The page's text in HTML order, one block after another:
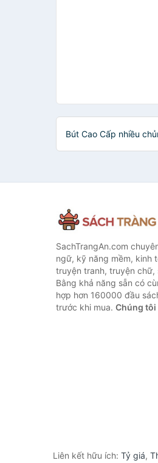
Bút Cao Cấp nhiều
SachTrangAn.com
ngữ, kỹ năng mềm, kinh
truyện tranh, truyện chữ,
Bằng khả năng sẵn có
hợp hơn 160000 đầu
trước khi mua. Chúng tôi
Liên kết hữu ích: Tỷ giá,